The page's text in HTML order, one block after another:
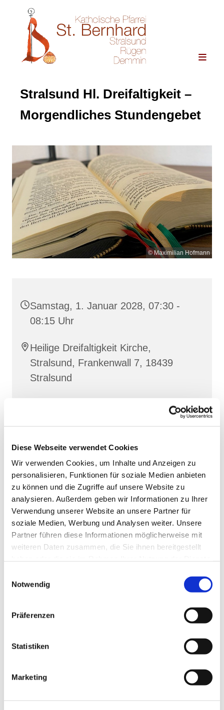
Diese Webseite verwendet Cookies
Wir verwenden Cookies, um Inhalte und Anzeigen zu
personalisieren, Funktionen für soziale Medien anbieten
zu können und die Zugriffe auf unsere Website zu
analysieren. Außerdem geben wir Informationen zu Ihrer
Verwendung unserer Website an unsere Partner für
soziale Medien, Werbung und Analysen weiter. Unsere
Partner führen diese Informationen möglicherweise mit
weiteren Daten zusammen, die Sie ihnen bereitgestellt
Notwendig
Präferenzen
Statistiken
Marketing
Stralsund Hl. Dreifaltigkeit –
Morgendliches Stundengebet
© Maximilian Hofmann
Samstag, 1. Januar 2028, 07:30 -
08:15 Uhr
Heilige Dreifaltigkeit Kirche,
Stralsund, Frankenwall 7, 18439
Stralsund
Lesehore
und die Laudes
. Dazu hören wir das
stiller Meditation.
ZumMitbetenempfehlen wirstundengebet.de
das auch als kostenloseAndroid- undiOS-App
zur Verfügung steht.